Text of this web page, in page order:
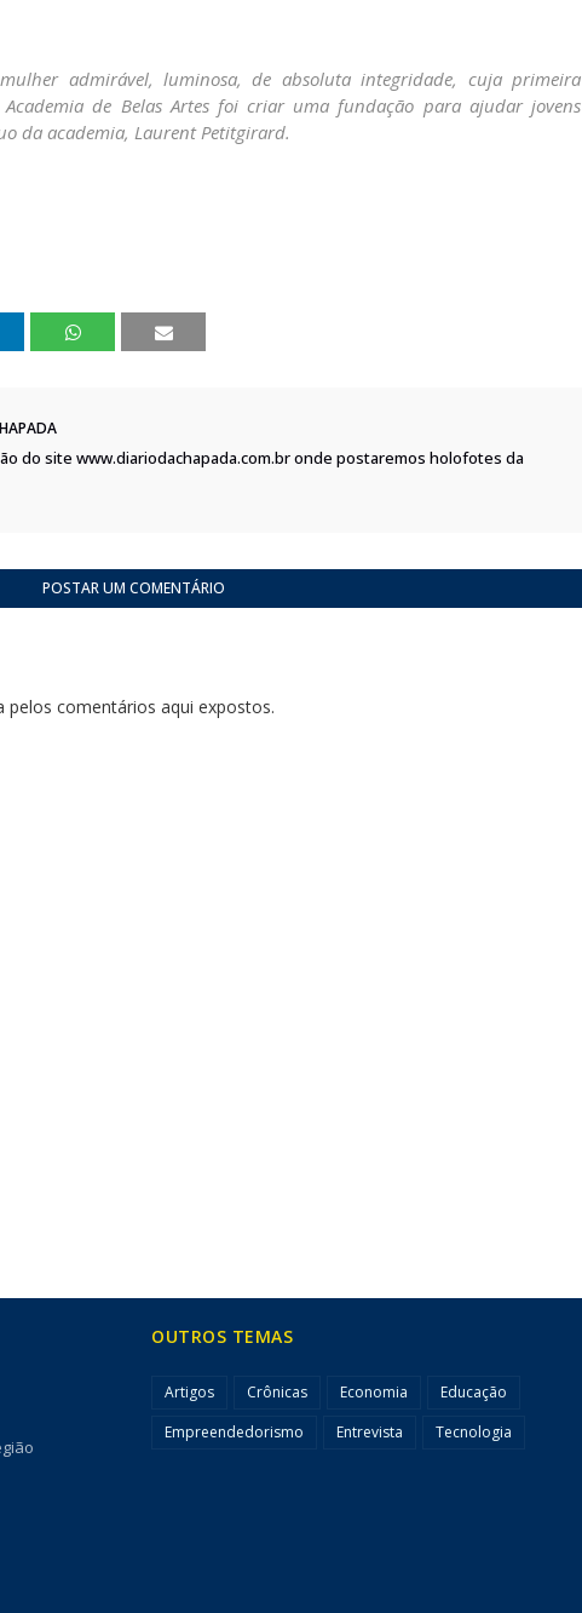
admirável, luminosa, de absoluta integridade, cuja primeira
de Belas Artes foi criar uma fundação para ajudar jovens
da academia, Laurent Petitgirard.
do site www.diariodachapada.com.br onde postaremos holofotes da
POSTAR UM COMENTÁRIO
pelos comentários aqui expostos.
OUTROS TEMAS
Artigos Crônicas Economia
Educação
Empreendedorismo
Entrevista Tecnologia